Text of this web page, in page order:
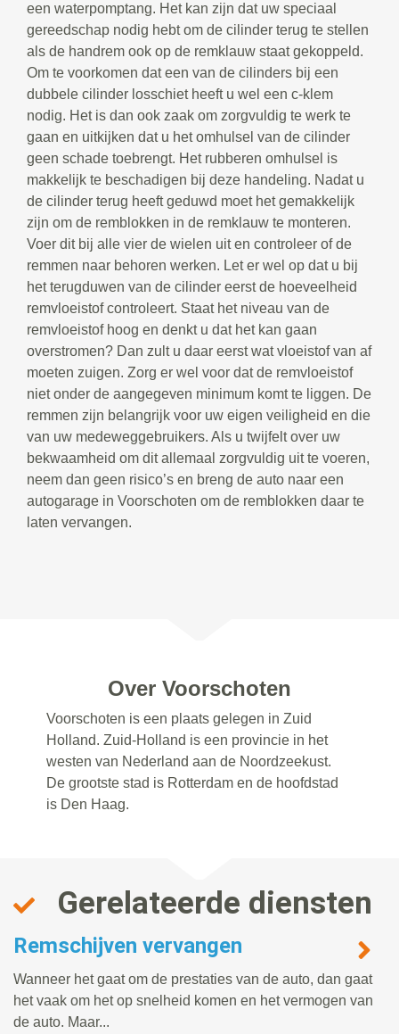
een waterpomptang. Het kan zijn dat uw speciaal
gereedschap nodig hebt om de cilinder terug te stellen
als de handrem ook op de remklauw staat gekoppeld.
Om te voorkomen dat een van de cilinders bij een
dubbele cilinder losschiet heeft u wel een c-klem
nodig. Het is dan ook zaak om zorgvuldig te werk te
gaan en uitkijken dat u het omhulsel van de cilinder
geen schade toebrengt. Het rubberen omhulsel is
makkelijk te beschadigen bij deze handeling. Nadat u
de cilinder terug heeft geduwd moet het gemakkelijk
zijn om de remblokken in de remklauw te monteren.
Voer dit bij alle vier de wielen uit en controleer of de
remmen naar behoren werken. Let er wel op dat u bij
het terugduwen van de cilinder eerst de hoeveelheid
remvloeistof controleert. Staat het niveau van de
remvloeistof hoog en denkt u dat het kan gaan
overstromen? Dan zult u daar eerst wat vloeistof van af
moeten zuigen. Zorg er wel voor dat de remvloeistof
niet onder de aangegeven minimum komt te liggen. De
remmen zijn belangrijk voor uw eigen veiligheid en die
van uw medeweggebruikers. Als u twijfelt over uw
bekwaamheid om dit allemaal zorgvuldig uit te voeren,
neem dan geen risico’s en breng de auto naar een
autogarage in Voorschoten om de remblokken daar te
laten vervangen.
Over Voorschoten
Voorschoten is een plaats gelegen in Zuid
Holland. Zuid-Holland is een provincie in het
westen van Nederland aan de Noordzeekust.
De grootste stad is Rotterdam en de hoofdstad
is Den Haag.
Gerelateerde diensten
Remschijven vervangen
Wanneer het gaat om de prestaties van de auto, dan gaat
het vaak om het op snelheid komen en het vermogen van
de auto. Maar...